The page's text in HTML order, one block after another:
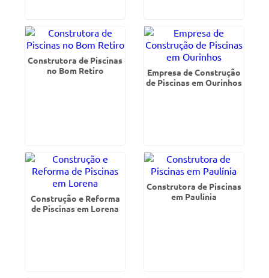
Construtora de Piscinas
no Bom Retiro
Empresa de Construção
de Piscinas em Ourinhos
Construção e Reforma
de Piscinas em Lorena
Construtora de Piscinas
em Paulínia